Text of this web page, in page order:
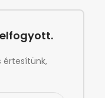
értesítünk,